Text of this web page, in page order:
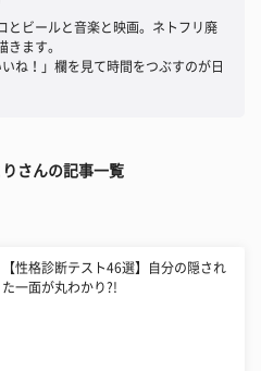
とビールと音楽と映画。ネトフリ廃
きます。
ね！」欄を見て時間をつぶすのが日
さんの記事一覧
【性格診断テスト46選】自分の隠され
た一面が丸わかり?!